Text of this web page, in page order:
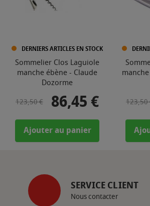
DERNIERS ARTICLES EN STOCK
Sommelier Clos Laguiole
manche ébène - Claude
Dozorme
Prix de base
123,50 € Prix
86,45 €
Ajouter au panier
Prix
123,50
SERVICE CLIENT
Nous contacter